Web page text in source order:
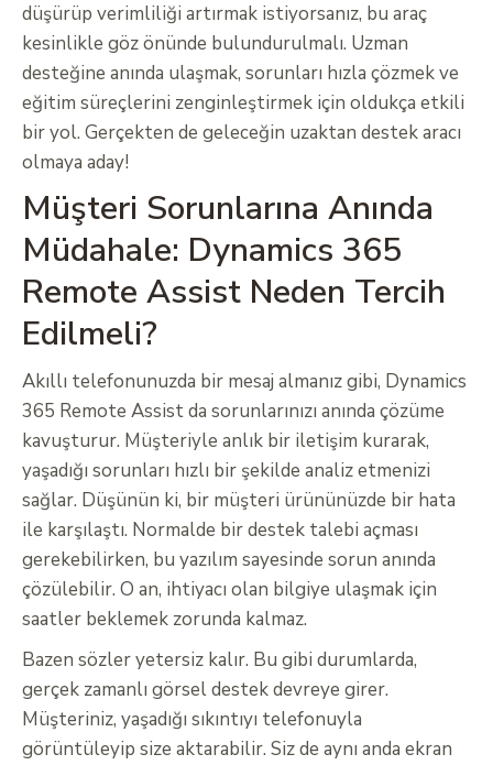
düşürüp verimliliği artırmak istiyorsanız, bu araç
kesinlikle göz önünde bulundurulmalı. Uzman
desteğine anında ulaşmak, sorunları hızla çözmek ve
eğitim süreçlerini zenginleştirmek için oldukça etkili
bir yol. Gerçekten de geleceğin uzaktan destek aracı
olmaya aday!
Müşteri Sorunlarına Anında
Müdahale: Dynamics 365
Remote Assist Neden Tercih
Edilmeli?
Akıllı telefonunuzda bir mesaj almanız gibi, Dynamics
365 Remote Assist da sorunlarınızı anında çözüme
kavuşturur. Müşteriyle anlık bir iletişim kurarak,
yaşadığı sorunları hızlı bir şekilde analiz etmenizi
sağlar. Düşünün ki, bir müşteri ürününüzde bir hata
ile karşılaştı. Normalde bir destek talebi açması
gerekebilirken, bu yazılım sayesinde sorun anında
çözülebilir. O an, ihtiyacı olan bilgiye ulaşmak için
saatler beklemek zorunda kalmaz.
Bazen sözler yetersiz kalır. Bu gibi durumlarda,
gerçek zamanlı görsel destek devreye girer.
Müşteriniz, yaşadığı sıkıntıyı telefonuyla
görüntüleyip size aktarabilir. Siz de aynı anda ekran